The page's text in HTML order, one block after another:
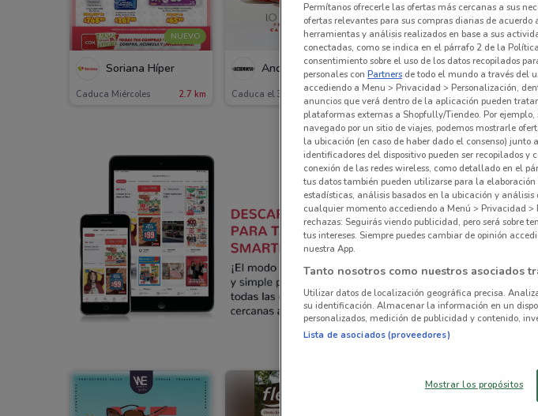
NUEVO
Soriana Híper
Caduca Miércoles 2.7 km
Andrea
Caduca el 31/12 998 m
Pakar
Caduca el 31/08 1.1 km
PRÓXIMAMENTE
Cklass
Permítanos ofrecerle las ofertas más cercanas a sus
ofertas relevantes para sus compras diarias de acuerdo
herramientas y análisis realizados en base a sus
conectadas, como se indica en el párrafo 2 de la
consentimiento sobre el uso de los datos recopilados
personales con Partners de todo el mundo a través del
accediendo a Menu > Privacidad > Personalización,
anuncios que verá dentro de la aplicación pueden
plataformas externas a Shopfully/Tiendeo. Por
navegado por un sitio de viajes, podemos mostrarle
la ubicación (en caso de haber dado el consenso) junto
identificadores del dispositivo pueden ser recopilados y
conexión de las redes wireless, como detallado en el
tus datos también pueden utilizarse para la
estadísticas, análisis basados en la ubicación y
cualquier momento accediendo a Menú > Privacidad >
rechazas: Seguirás viendo publicidad, pero será sobre
tus intereses. Siempre puedes cambiar de opinión
nuestra App.
Tanto nosotros como nuestros asociados
Utilizar datos de localización geográfica precisa.
su identificación. Almacenar la información en un
personalizados, medición de publicidad y contenido,
Lista de asociados (proveedores)
Mostrar los propósitos